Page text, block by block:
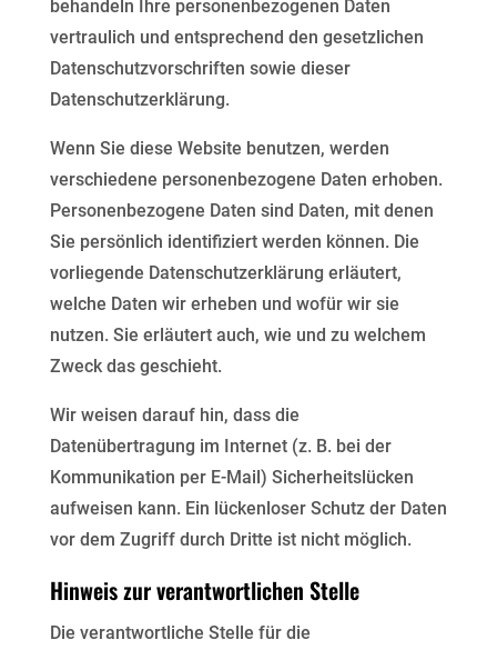
behandeln Ihre personenbezogenen Daten
vertraulich und entsprechend den gesetzlichen
Datenschutzvorschriften sowie dieser
Datenschutzerklärung.
Wenn Sie diese Website benutzen, werden
verschiedene personenbezogene Daten erhoben.
Personenbezogene Daten sind Daten, mit denen
Sie persönlich identifiziert werden können. Die
vorliegende Datenschutzerklärung erläutert,
welche Daten wir erheben und wofür wir sie
nutzen. Sie erläutert auch, wie und zu welchem
Zweck das geschieht.
Wir weisen darauf hin, dass die
Datenübertragung im Internet (z. B. bei der
Kommunikation per E-Mail) Sicherheitslücken
aufweisen kann. Ein lückenloser Schutz der Daten
vor dem Zugriff durch Dritte ist nicht möglich.
Hinweis zur verantwortlichen Stelle
Die verantwortliche Stelle für die